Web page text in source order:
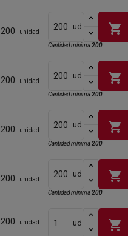
200 unidad
ud shopping_cart
Cantidad mínima200
200 unidad
ud shopping_cart
Cantidad mínima200
200 unidad
ud shopping_cart
Cantidad mínima200
200 unidad
ud shopping_cart
Cantidad mínima200
200 unidad ud shopping_cart